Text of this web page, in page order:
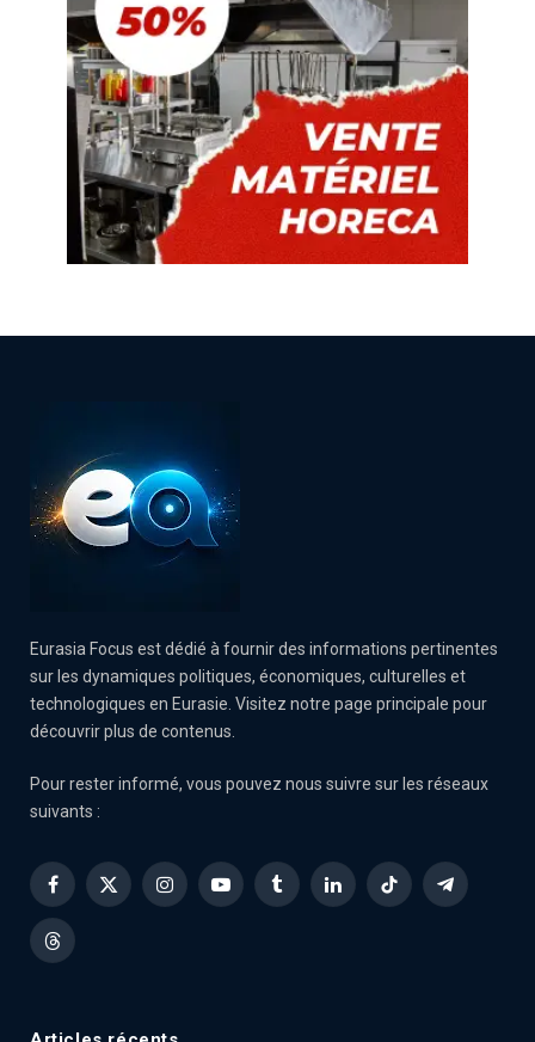
Eurasia Focus est dédié à fournir des informations pertinentes
sur les dynamiques politiques, économiques, culturelles et
technologiques en Eurasie. Visitez notre page principale pour
découvrir plus de contenus.
Pour rester informé, vous pouvez nous suivre sur les réseaux
suivants :
Facebook
X
InstagramYouTubeTumblrLinkedInTikTok Telegram
Threads